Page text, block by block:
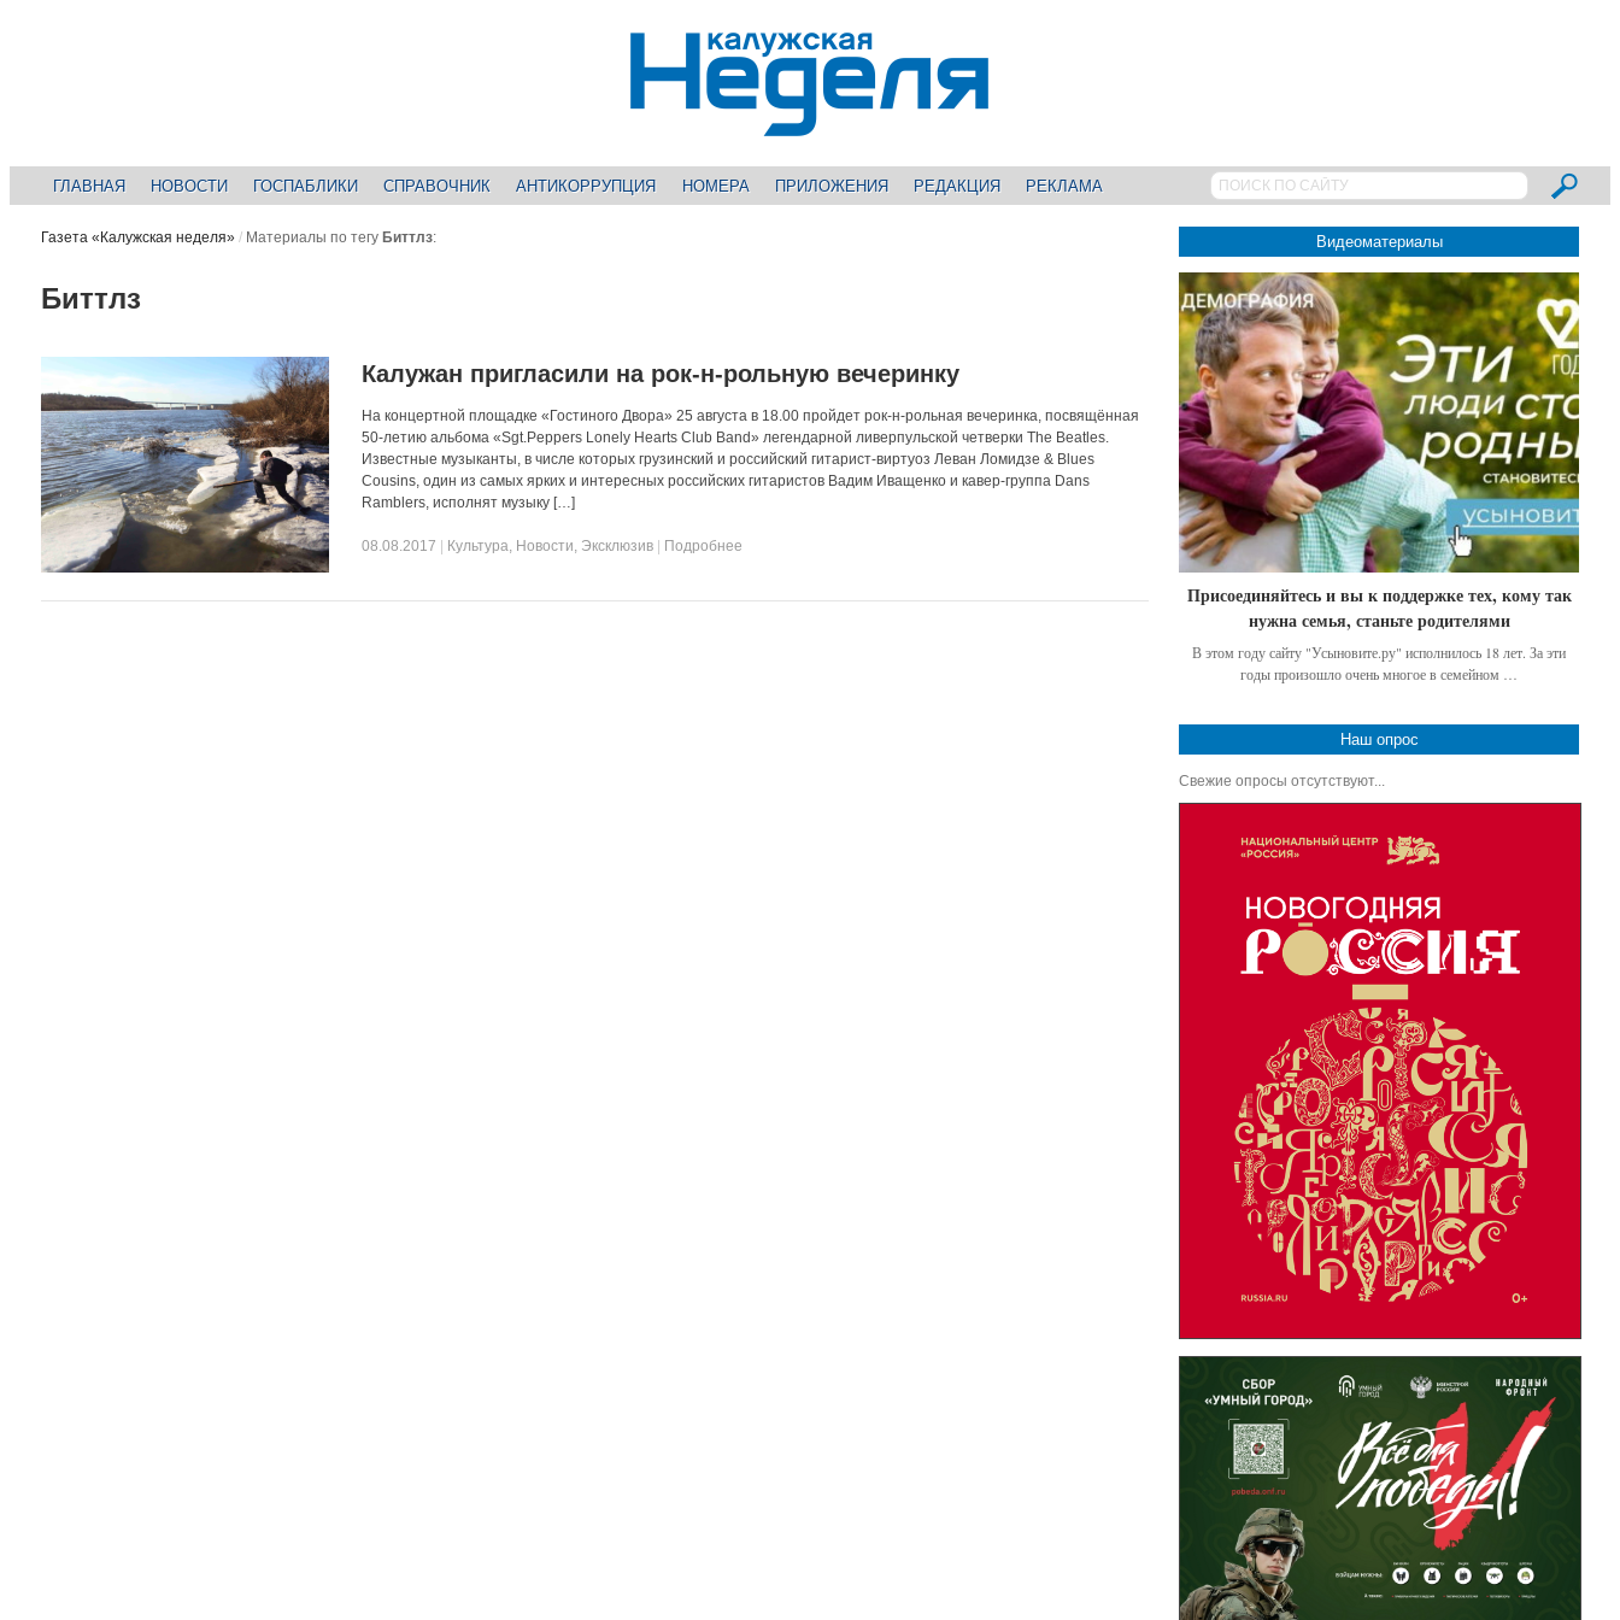
ГЛАВНАЯ НОВОСТИ ГОСПАБЛИКИ СПРАВОЧНИК АНТИКОРРУПЦИЯ НОМЕРА ПРИЛОЖЕНИЯ РЕДАКЦИЯ РЕКЛАМА
Газета «Калужская неделя» / Материалы по тегу Биттлз:
Биттлз
Калужан пригласили на рок-н-рольную вечеринку
На концертной площадке «Гостиного Двора» 25 августа в 18.00 пройдет рок-н-рольная вечеринка, посвящённая
50-летию альбома «Sgt.Peppers Lonely Hearts Club Band» легендарной ливерпульской четверки The Beatles.
Известные музыканты, в числе которых грузинский и российский гитарист-виртуоз Леван Ломидзе & Blues
Cousins, один из самых ярких и интересных российских гитаристов Вадим Иващенко и кавер-группа Dans
Ramblers, исполнят музыку […]
08.08.2017 Культура, Новости, Эксклюзив Подробнее
Видеоматериалы
Присоединяйтесь и вы к поддержке тех, кому так
нужна семья, станьте родителями
В этом году сайту "Усыновите.ру" исполнилось 18 лет. За эти
годы произошло очень многое в семейном …
Наш опрос
Свежие опросы отсутствуют...